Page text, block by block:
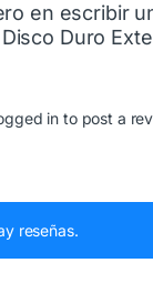
en escribir
Duro
in to post a
reseñas.